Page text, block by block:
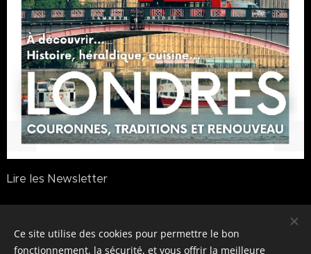
Lire les Newsletter
© 2026 Anecdotes Royales
Ce site utilise des cookies pour permettre le bon
fonctionnement, la sécurité, et vous offrir la meilleure